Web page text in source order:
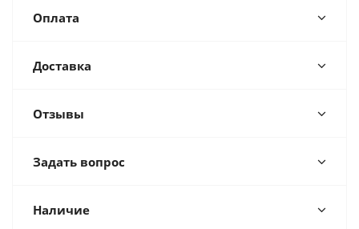
Оплата
Доставка
Отзывы
Задать вопрос
Наличие